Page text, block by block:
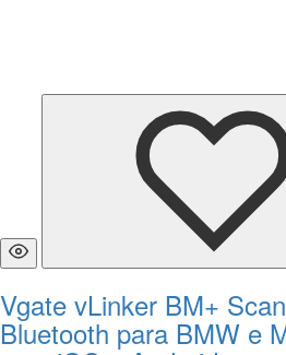
Vgate vLinker BM+
Bluetooth para BMW e